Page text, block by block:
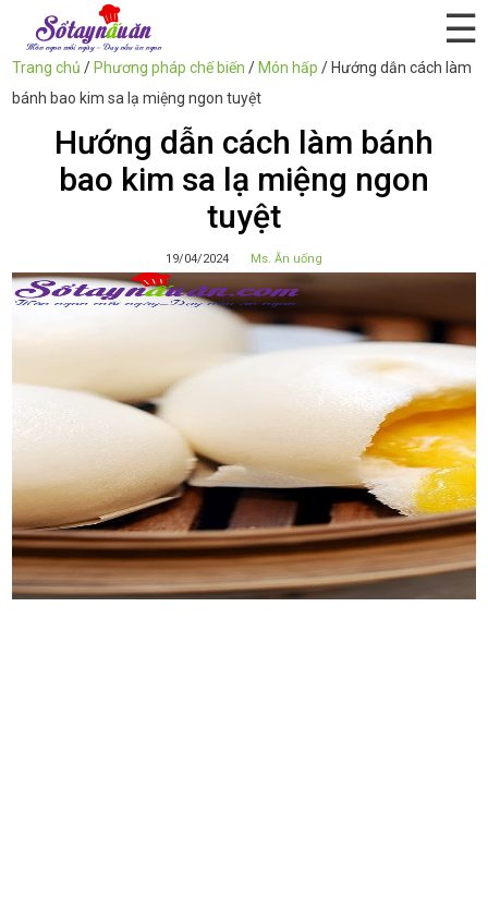
☰
Trang chủ / Phương pháp chế biến / Món hấp / Hướng dẫn cách làm
bánh bao kim sa lạ miệng ngon tuyệt
Hướng dẫn cách làm bánh
bao kim sa lạ miệng ngon
tuyệt
19/04/2024 Ms. Ăn uống